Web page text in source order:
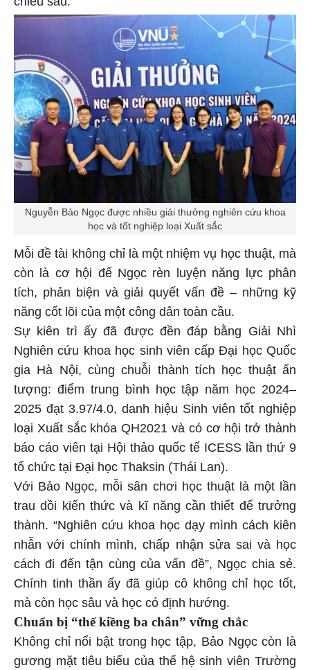
Nguyễn Bảo Ngọc được nhiều giải thưởng nghiên cứu khoa
học và tốt nghiệp loại Xuất sắc
Mỗi đề tài không chỉ là một nhiệm vụ học thuật, mà
còn là cơ hội để Ngọc rèn luyện năng lực phân
tích, phản biện và giải quyết vấn đề – những kỹ
năng cốt lõi của một công dân toàn cầu.
Sự kiên trì ấy đã được đền đáp bằng Giải Nhì
Nghiên cứu khoa học sinh viên cấp Đại học Quốc
gia Hà Nội, cùng chuỗi thành tích học thuật ấn
tượng: điểm trung bình học tập năm học 2024–
2025 đạt 3.97/4.0, danh hiệu Sinh viên tốt nghiệp
loại Xuất sắc khóa QH2021 và có cơ hội trở thành
báo cáo viên tại Hội thảo quốc tế ICESS lần thứ 9
tổ chức tại Đại học Thaksin (Thái Lan).
Với Bảo Ngọc, mỗi sân chơi học thuật là một lần
trau dồi kiến thức và kĩ năng cần thiết để trưởng
thành. “Nghiên cứu khoa học dạy mình cách kiên
nhẫn với chính mình, chấp nhận sửa sai và học
cách đi đến tận cùng của vấn đề”, Ngọc chia sẻ.
Chính tinh thần ấy đã giúp cô không chỉ học tốt,
mà còn học sâu và học có định hướng.
Chuẩn bị “thế kiềng ba chân” vững chắc
Không chỉ nổi bật trong học tập, Bảo Ngọc còn là
gương mặt tiêu biểu của thế hệ sinh viên Trường